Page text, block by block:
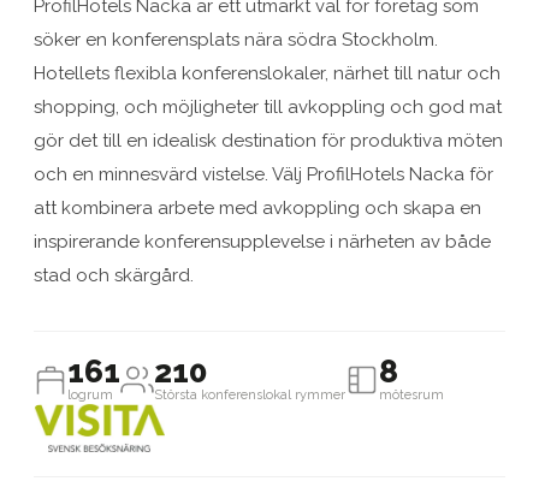
ProfilHotels Nacka är ett utmärkt val för företag som
söker en konferensplats nära södra Stockholm.
Hotellets flexibla konferenslokaler, närhet till natur och
shopping, och möjligheter till avkoppling och god mat
gör det till en idealisk destination för produktiva möten
och en minnesvärd vistelse. Välj ProfilHotels Nacka för
att kombinera arbete med avkoppling och skapa en
inspirerande konferensupplevelse i närheten av både
stad och skärgård.
161
logrum
210
Största konferenslokal rymmer
8
mötesrum